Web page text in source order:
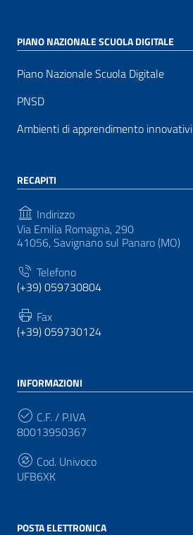
PIANO NAZIONALE SCUOLA DIGITALE
Piano Nazionale Scuola Digitale
PNSD
Ambienti di apprendimento innovativi
RECAPITI
Indirizzo
Via Emilia Romagna, 290
41056, Savignano sul Panaro (MO)
Telefono
(+39) 059730804
Fax
(+39) 059730124
INFORMAZIONI
C.F. / P.IVA
80013950367
Cod. Univoco
UFB6XK
POSTA ELETTRONICA